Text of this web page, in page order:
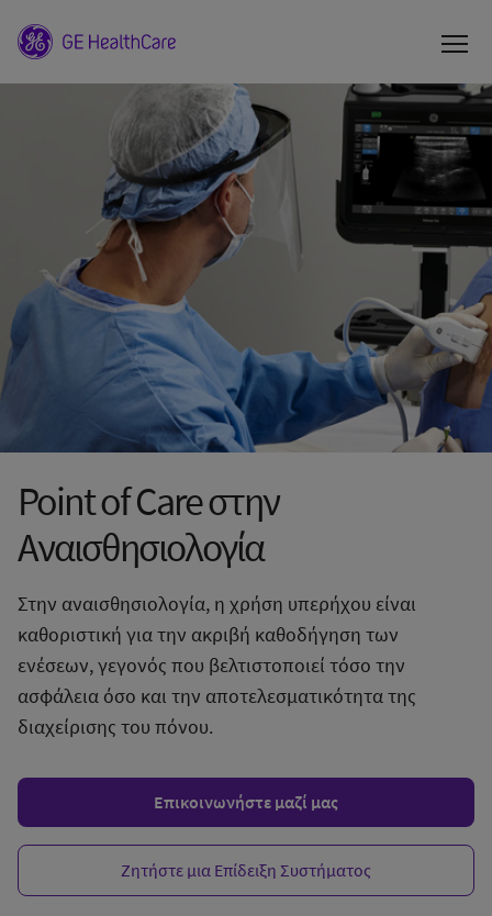
Point of Care στην
Αναισθησιολογία
Στην αναισθησιολογία, η χρήση υπερήχου είναι
καθοριστική για την ακριβή καθοδήγηση των
ενέσεων, γεγονός που βελτιστοποιεί τόσο την
ασφάλεια όσο και την αποτελεσματικότητα της
διαχείρισης του πόνου.
Επικοινωνήστε μαζί μας
Ζητήστε μια Επίδειξη Συστήματος